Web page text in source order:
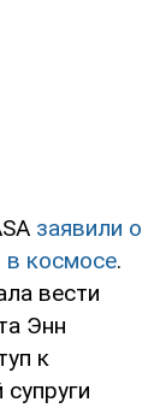
заявили о
в космосе.
вести
Энн
к